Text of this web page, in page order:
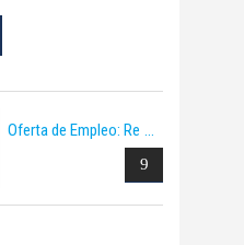
Oferta de Empleo: Re